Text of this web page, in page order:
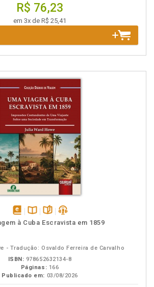
R$ 76,23
em 3x de R$ 25,41
disponívelDisponível
páginaspodcast
à Cuba Escravista em 1859
- Tradução: Osvaldo Ferreira de Carvalho
ISBN: 978652632134-8
Páginas: 166
Publicado em: 03/08/2026